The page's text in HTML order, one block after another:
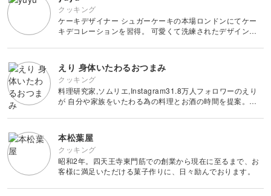
クッキング
ケーキデザイナー シュガーケーキの本場ロンドンにてケー
キデコレーションを習得。 可愛くて洗練されたデザインを
製作とケーキデコレーティングスクールを運営。
えり 身体いたわるおつまみ
クッキング
料理研究家,ソムリエ,Instagram31.8万人フォロワーのえり
が 自分や家族をいたわる為の料理とお酒の時間を提案。簡
本松葉屋
クッキング
昭和2年。四天王寺東門筋での創業から現在に至るまで、お
客様に満足いただける菓子作りに、日々励んでおります。